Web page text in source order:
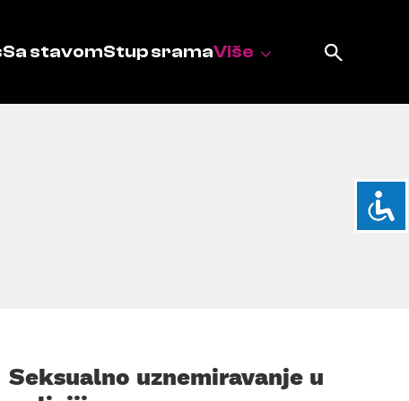
Sa stavomStup sramaViše
Seksualno uznemiravanje u